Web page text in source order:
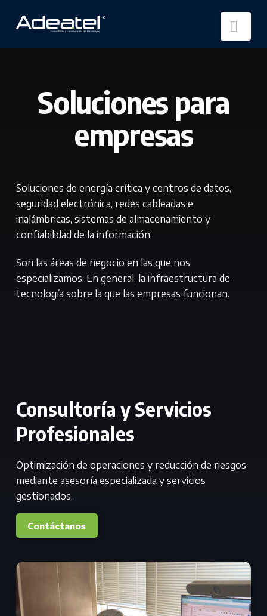
Soluciones para
empresas
Soluciones de energía crítica y centros de datos,
seguridad electrónica, redes cableadas e
inalámbricas, sistemas de almacenamiento y
confiabilidad de la información.
Son las áreas de negocio en las que nos
especializamos. En general, la infraestructura de
tecnología sobre la que las empresas funcionan.
Consultoría y Servicios
Profesionales
Optimización de operaciones y reducción de riesgos
mediante asesoría especializada y servicios
gestionados.
Contáctanos